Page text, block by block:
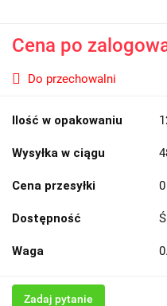
Cena po
Do przechowalni
Ilość w opakowaniu
Wysyłka w ciągu
Cena przesyłki 0
Dostępność
Waga
Zadaj pytanie